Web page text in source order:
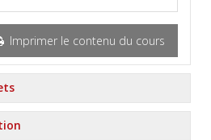
Imprimer le contenu du cours